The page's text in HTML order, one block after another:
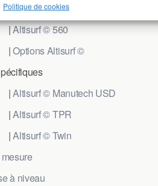
Politique de cookies
|Altisurf © 530
|Altisurf © 560
|Options Altisurf ©
|Altisurf © Manutech USD
|Altisurf © TPR
|Altisurf © Twin
à niveau